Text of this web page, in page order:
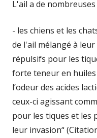
L'ail a de
- les chiens et les
de l'ail mélangé à
répulsifs pour les
forte teneur en
l’odeur des acides
ceux-ci agissant
pour les tiques et les
leur invasion“